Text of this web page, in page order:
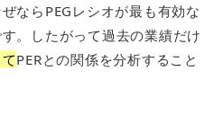
ならPEGレシオが最も有効な
。したがって過去の業績だけ
PERとの関係を分析すること